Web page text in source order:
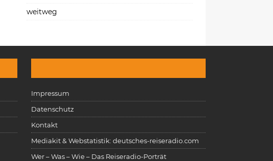
weitweg
Impressum
Datenschutz
Kontakt
Mediakit & Webstatistik: deutsches-reiseradio.com
Wer – Was – Wie – Das Reiseradio-Porträt